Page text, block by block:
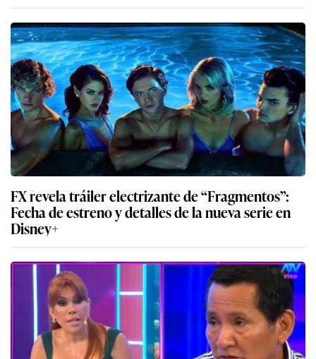
FX revela tráiler electrizante de “Fragmentos”:
Fecha de estreno y detalles de la nueva serie en
Disney+